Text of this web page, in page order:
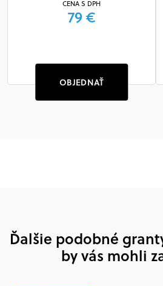
CENA S DPH
79 €
OBJEDNAŤ
Ďalšie podobné
by vás mohli